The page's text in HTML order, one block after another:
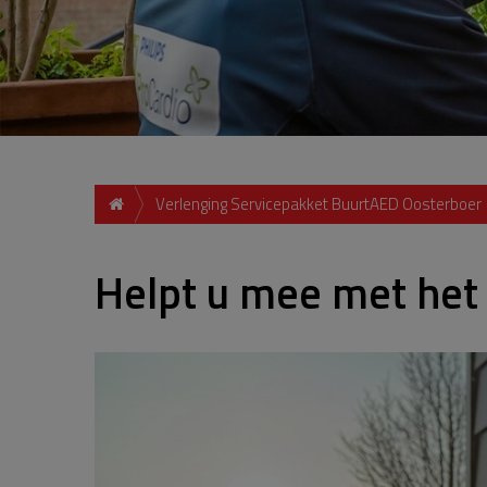
Verlenging Servicepakket BuurtAED Oosterboer
Helpt u mee met